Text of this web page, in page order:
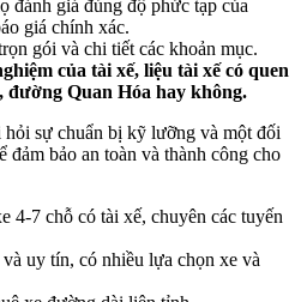
đánh giá đúng độ phức tạp của
giá chính xác.
gói và chi tiết các khoản mục.
của tài xế, liệu tài xế có quen
đường Quan Hóa hay không.
sự chuẩn bị kỹ lưỡng và một đối
đảm bảo an toàn và thành công cho
4-7 chỗ có tài xế, chuyên các tuyến
uy tín, có nhiều lựa chọn xe và